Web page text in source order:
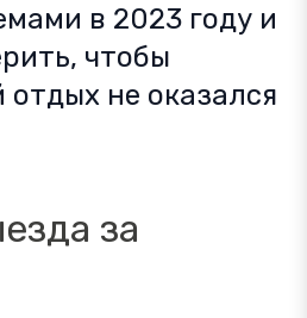
в 2023 году и
чтобы
не оказался
за